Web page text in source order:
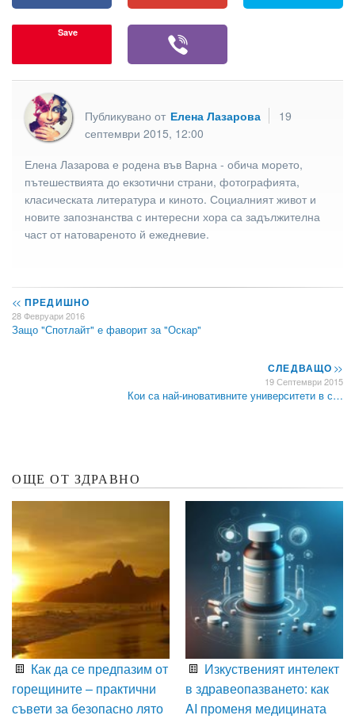
Save
Публикувано от Елена Лазарова
19
септември 2015, 12:00
Елена Лазарова е родена във Варна - обича морето,
пътешествията до екзотични страни, фотографията,
класическата литература и киното. Социалният живот и
новите запознанства с интересни хора са задължителна
част от натовареното й ежедневие.
<< ПРЕДИШНО
28 Февруари 2016
Защо "Спотлайт" е фаворит за "Оскар"
СЛЕДВАЩО>>
19 Септември 2015
Кои са най-иновативните университети в с…
ОЩЕ ОТ ЗДРАВНО
Как да се предпазим от
горещините – практични
съвети за безопасно лято
Изкуственият интелект
в здравеопазването: как
AI променя медицината